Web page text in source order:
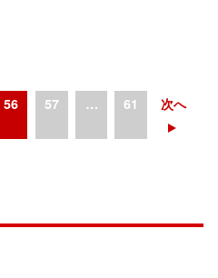
56 57 … 61 次へ